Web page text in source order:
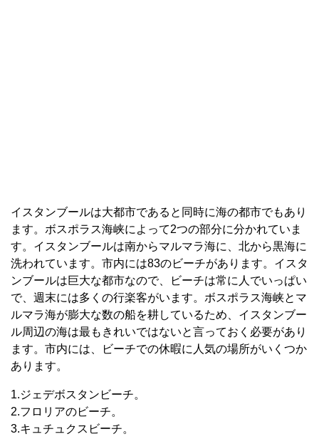
イスタンブールは大都市であると同時に海の都市でもあり
ます。ボスポラス海峡によって2つの部分に分かれていま
す。イスタンブールは南からマルマラ海に、北から黒海に
洗われています。市内には83のビーチがあります。イスタ
ンブールは巨大な都市なので、ビーチは常に人でいっぱい
で、週末には多くの行楽客がいます。ボスポラス海峡とマ
ルマラ海が膨大な数の船を耕しているため、イスタンブー
ル周辺の海は最もきれいではないと言っておく必要があり
ます。市内には、ビーチでの休暇に人気の場所がいくつか
あります。
1.ジェデボスタンビーチ。
2.フロリアのビーチ。
3.キュチュクスビーチ。